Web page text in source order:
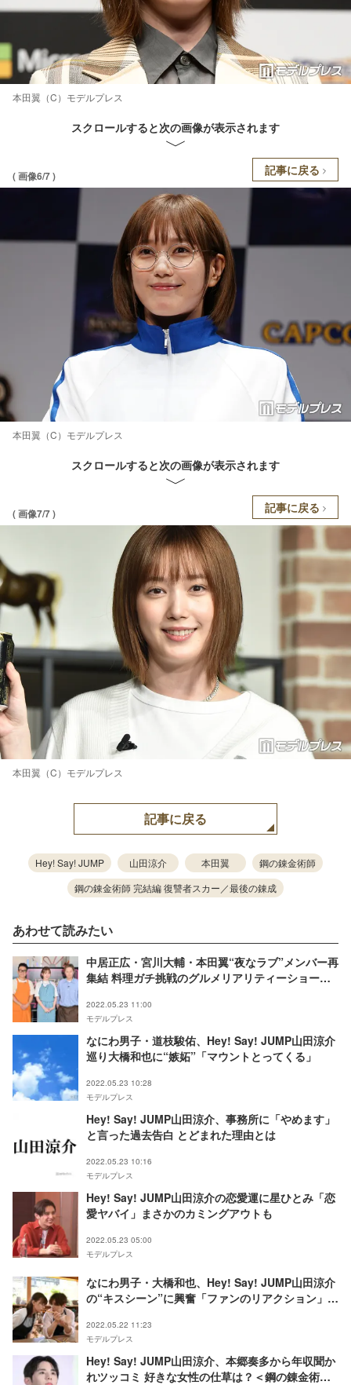
本田翼（C）モデルプレス
スクロールすると次の画像が表示されます
( 画像6/7 ) 記事に戻る
本田翼（C）モデルプレス
スクロールすると次の画像が表示されます
( 画像7/7 ) 記事に戻る
本田翼（C）モデルプレス
記事に戻る
Hey! Say! JUMP 山田涼介 本田翼
鋼の錬金術師
鋼の錬金術師 完結編 復讐者スカー／最後の錬成
あわせて読みたい
中居正広・宮川大輔・本田翼“夜なラブ”メンバー再
集結 料理ガチ挑戦のグルメリアリティーショー＜
2022.05.23 11:00
モデルプレス
なにわ男子・道枝駿佑、Hey! Say! JUMP山田涼介
巡り大橋和也に“嫉妬”「マウントとってくる」
2022.05.23 10:28
モデルプレス
Hey! Say! JUMP山田涼介、事務所に「やめます」
と言った過去告白 とどまれた理由とは
2022.05.23 10:16
モデルプレス
Hey! Say! JUMP山田涼介の恋愛運に星ひとみ「恋
愛ヤバイ」まさかのカミングアウトも
2022.05.23 05:00
モデルプレス
なにわ男子・大橋和也、Hey! Say! JUMP山田涼介
の“キスシーン”に興奮「ファンのリアクション」
2022.05.22 11:23
モデルプレス
Hey! Say! JUMP山田涼介、本郷奏多から年収聞か
れツッコミ 好きな女性の仕草は？＜鋼の錬金術師